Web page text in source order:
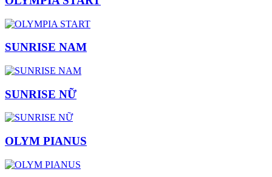
SUNRISE NAM
SUNRISE NỮ
OLYM PIANUS